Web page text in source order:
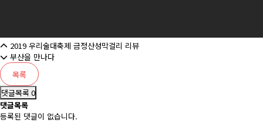
2019 우리술대축제 금정산성막걸리 리뷰
부산을 만나다
목록
댓글목록 0
댓글목록
등록된 댓글이 없습니다.